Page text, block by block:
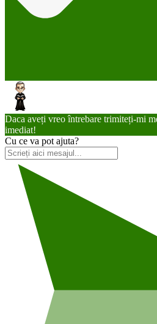
Daca aveți vreo întrebare trimiteți-mi
imediat!
Cu ce va pot ajuta?